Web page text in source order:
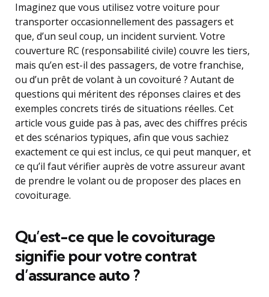
Imaginez que vous utilisez votre voiture pour
transporter occasionnellement des passagers et
que, d’un seul coup, un incident survient. Votre
couverture RC (responsabilité civile) couvre les tiers,
mais qu’en est-il des passagers, de votre franchise,
ou d’un prêt de volant à un covoituré ? Autant de
questions qui méritent des réponses claires et des
exemples concrets tirés de situations réelles. Cet
article vous guide pas à pas, avec des chiffres précis
et des scénarios typiques, afin que vous sachiez
exactement ce qui est inclus, ce qui peut manquer, et
ce qu’il faut vérifier auprès de votre assureur avant
de prendre le volant ou de proposer des places en
covoiturage.
Qu’est-ce que le covoiturage
signifie pour votre contrat
d’assurance auto ?